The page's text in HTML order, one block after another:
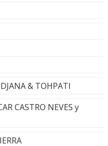
& TOHPATI
CASTRO NEVES y